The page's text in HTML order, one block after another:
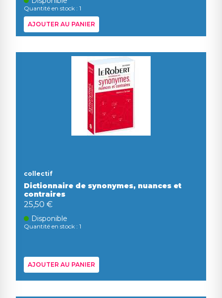
Quantité en stock : 1
AJOUTER AU PANIER
collectif
Dictionnaire de synonymes, nuances et
contraires
25,50 €
Disponible
Quantité en stock : 1
AJOUTER AU PANIER